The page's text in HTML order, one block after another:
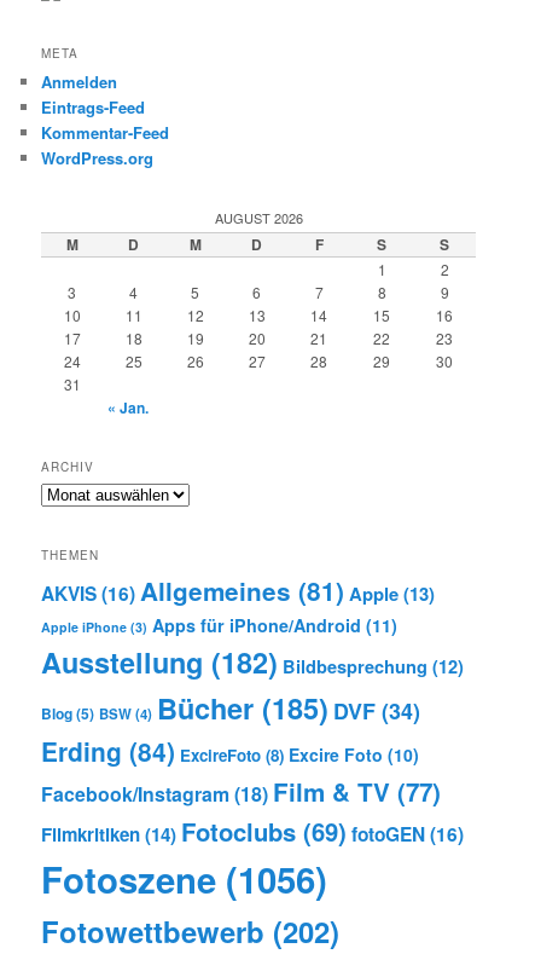
META
Anmelden
Eintrags-Feed
Kommentar-Feed
WordPress.org
AUGUST 2026
M D M D F S S
1
2
3
4 5 6 7 8
9
10
11 12 13 14 15
16
17
18 19 20 21 22
23
24
25 26 27 28 29
30
31
« Jan.
ARCHIV
Archiv
THEMEN
AKVIS(16)Allgemeines (81) Apple(13)
Apple iPhone (3) Apps für iPhone/Android (11)
Ausstellung (182) Bildbesprechung (12)
Blog(5) BSW(4) Bücher (185) DVF (34)
Erding (84) ExcireFoto (8) Excire Foto (10)
Facebook/Instagram (18) Film & TV (77)
Filmkritiken(14) Fotoclubs (69) fotoGEN(16)
Fotoszene (1056)
Fotowettbewerb (202)